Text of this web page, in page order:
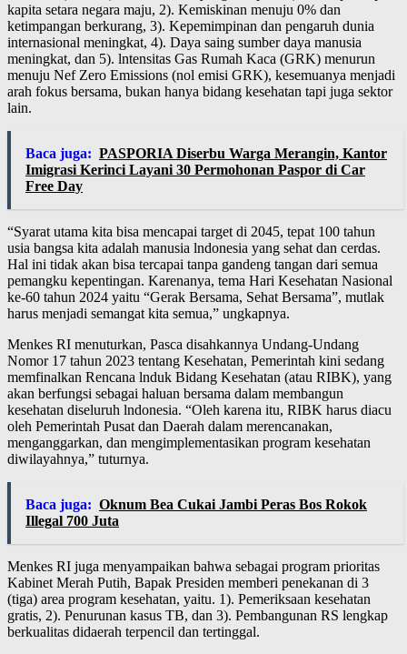
kapita setara negara maju, 2). Kemiskinan menuju 0% dan
ketimpangan berkurang, 3). Kepemimpinan dan pengaruh dunia
internasional meningkat, 4). Daya saing sumber daya manusia
meningkat, dan 5). lntensitas Gas Rumah Kaca (GRK) menurun
menuju Nef Zero Emissions (nol emisi GRK), kesemuanya menjadi
arah fokus bersama, bukan hanya bidang kesehatan tapi juga sektor
lain.
Baca juga: PASPORIA Diserbu Warga Merangin, Kantor
Imigrasi Kerinci Layani 30 Permohonan Paspor di Car
Free Day
“Syarat utama kita bisa mencapai target di 2045, tepat 100 tahun
usia bangsa kita adalah manusia lndonesia yang sehat dan cerdas.
Hal ini tidak akan bisa tercapai tanpa gandeng tangan dari semua
pemangku kepentingan. Karenanya, tema Hari Kesehatan Nasional
ke-60 tahun 2024 yaitu “Gerak Bersama, Sehat Bersama”, mutlak
harus menjadi semangat kita semua,” ungkapnya.
Menkes RI menuturkan, Pasca disahkannya Undang-Undang
Nomor 17 tahun 2023 tentang Kesehatan, Pemerintah kini sedang
memfinalkan Rencana lnduk Bidang Kesehatan (atau RIBK), yang
akan berfungsi sebagai haluan bersama dalam membangun
kesehatan diseluruh lndonesia. “Oleh karena itu, RIBK harus diacu
oleh Pemerintah Pusat dan Daerah dalam merencanakan,
menganggarkan, dan mengimplementasikan program kesehatan
diwilayahnya,” tuturnya.
Baca juga: Oknum Bea Cukai Jambi Peras Bos Rokok
Illegal 700 Juta
Menkes RI juga menyampaikan bahwa sebagai program prioritas
Kabinet Merah Putih, Bapak Presiden memberi penekanan di 3
(tiga) area program kesehatan, yaitu. 1). Pemeriksaan kesehatan
gratis, 2). Penurunan kasus TB, dan 3). Pembangunan RS lengkap
berkualitas didaerah terpencil dan tertinggal.